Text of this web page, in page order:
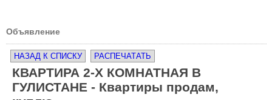
Объявление
НАЗАД К СПИСКУ РАСПЕЧАТАТЬ
КВАРТИРА 2-Х КОМНАТНАЯ В
ГУЛИСТАНЕ - Квартиры продам,